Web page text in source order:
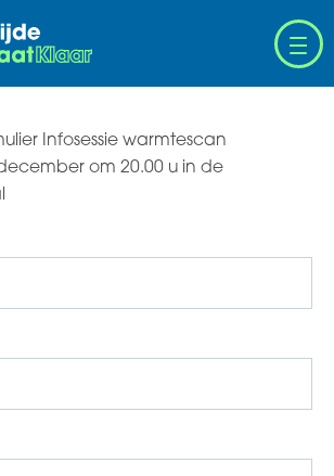
Infosessie warmtescan
om 20.00 u in de